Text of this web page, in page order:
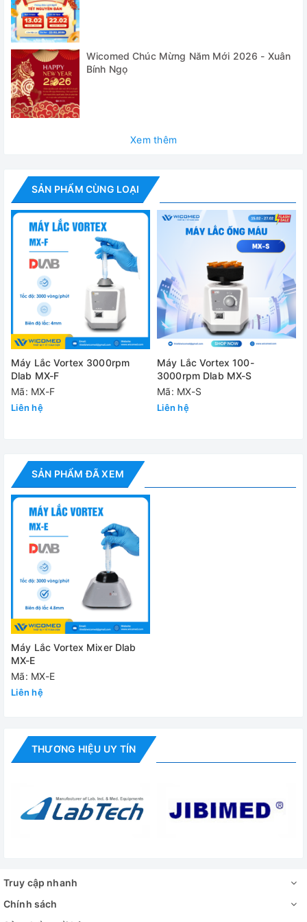
Kiểu lắc
Tốc độ
Kích thước [W×H×D]
Kích thước hộp [W×H×D]
Công suất
Nguồn điện
Môi trường làm việc
Tiêu chuẩn
Cung cấp bao gồm:
✅Máy lắc Vortex Mixer MX-E
✅ Hướng dẫn sử dụng
Đánh giá
Wicomed Chúc Mừng Năm Mới 2026 - Xuân
Bính Ngọ
Xem thêm
SẢN PHẨM CÙNG LOẠI
Máy Lắc Vortex 3000rpm
Dlab MX-F
Mã: MX-F
Liên hệ
Máy Lắc Vortex 100-
3000rpm Dlab MX-S
Mã: MX-S
Liên hệ
SẢN PHẨM ĐÃ XEM
Máy Lắc Vortex Mixer Dlab
MX-E
Mã: MX-E
Liên hệ
THƯƠNG HIỆU UY TÍN
Truy cập nhanh
Chính sách